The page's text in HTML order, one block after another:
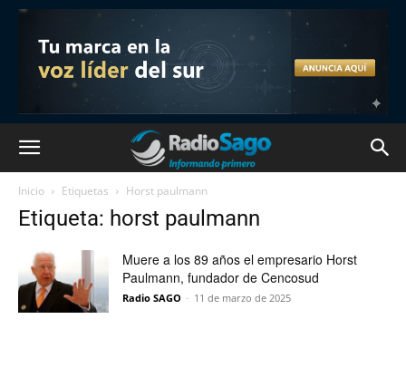
Inicio Etiquetas Horst paulmann
Etiqueta: horst paulmann
Muere a los 89 años el empresario Horst
Paulmann, fundador de Cencosud
Radio SAGO - 11 de marzo de 2025